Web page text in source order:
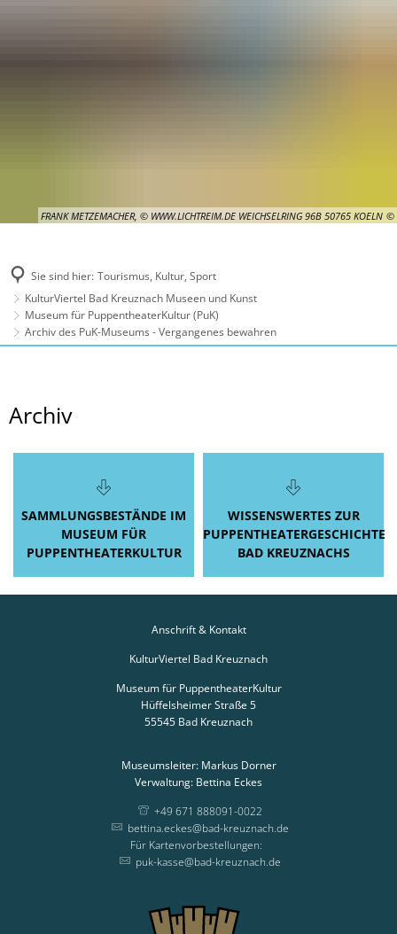
FRANK METZEMACHER, © WWW.LICHTREIM.DE WEICHSELRING 96B 50765 KOELN
Sie sind hier: Tourismus, Kultur, Sport
KulturViertel Bad Kreuznach Museen und Kunst
Museum für PuppentheaterKultur (PuK)
Archiv des PuK-Museums - Vergangenes bewahren
Archiv
des
Museums
Vergangenes
bewahren
Archiv
SAMMLUNGSBESTÄNDE IM
MUSEUM FÜR
PUPPENTHEATERKULTUR
WISSENSWERTES ZUR
PUPPENTHEATERGESCHICHTE
BAD KREUZNACHS
Anschrift & Kontakt
KulturViertel Bad Kreuznach
Museum für PuppentheaterKultur
Hüffelsheimer Straße 5
55545 Bad Kreuznach
Museumsleiter: Markus Dorner
Verwaltung: Bettina Eckes
+49 671 888091-0022
bettina.eckes@bad-kreuznach.de
Für Kartenvorbestellungen:
puk-kasse@bad-kreuznach.de